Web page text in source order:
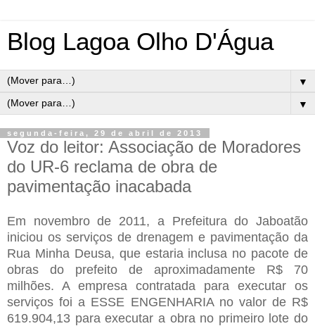
Blog Lagoa Olho D'Água
▼
▼
segunda-feira, 29 de abril de 2013
Voz do leitor: Associação de Moradores
do UR-6 reclama de obra de
pavimentação inacabada
Em novembro de 2011, a Prefeitura do Jaboatão
iniciou os serviços de drenagem e pavimentação da
Rua Minha Deusa, que estaria inclusa no pacote de
obras do prefeito de aproximadamente R$ 70
milhões. A empresa contratada para executar os
serviços foi a ESSE ENGENHARIA no valor de R$
619.904,13 para executar a obra no primeiro lote do